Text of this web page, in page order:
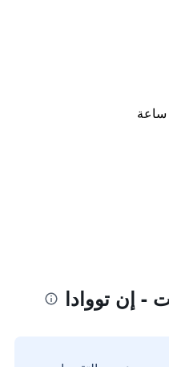
- إن تووادا